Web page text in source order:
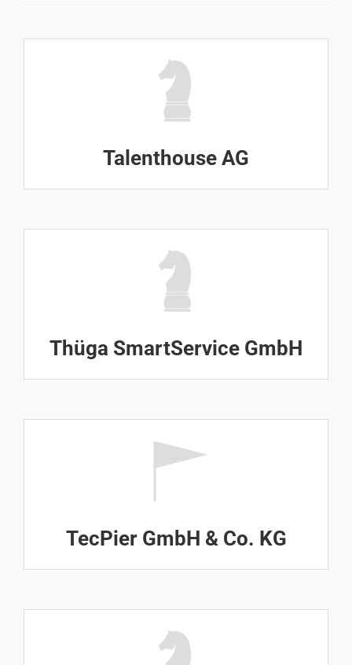
Talenthouse AG
Thüga SmartService GmbH
TecPier GmbH & Co. KG